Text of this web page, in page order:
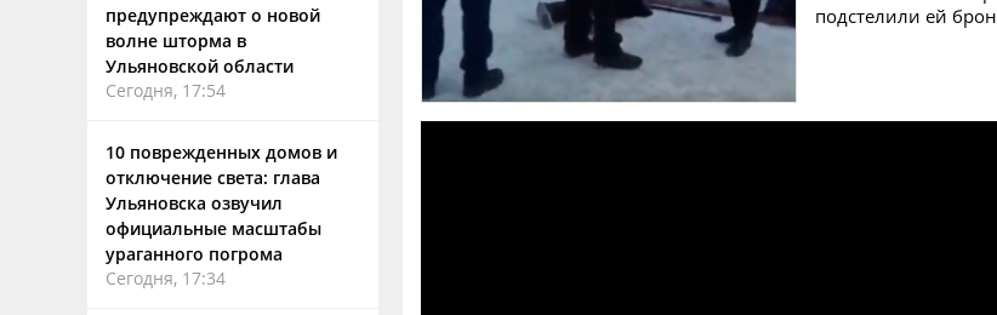
предупреждают о новой
волне шторма в
Ульяновской области
Сегодня, 17:54
10 поврежденных домов и
отключение света: глава
Ульяновска озвучил
официальные масштабы
ураганного погрома
Сегодня, 17:34
подстелили ей